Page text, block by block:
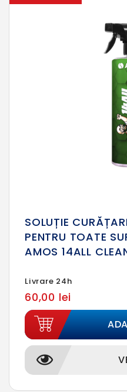
SOLUȚIE
PENTRU TOATE
AMOS 14ALL
Livrare 24h
60,00 lei